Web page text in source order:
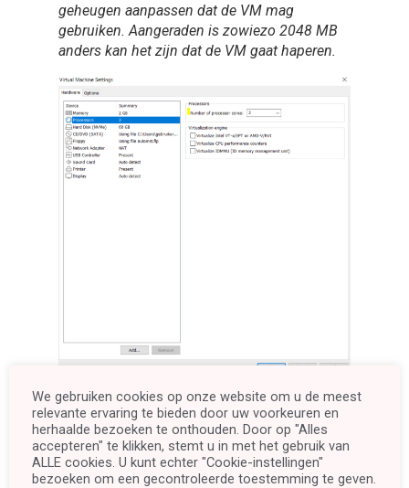
geheugen aanpassen dat de VM mag
gebruiken. Aangeraden is zowiezo 2048 MB
anders kan het zijn dat de VM gaat haperen.
cores de VM mag gebruiken. 2 meestal het
aangeraden om haperingen te voorkomen.
Meer mag altijd
We gebruiken cookies op onze website om u de meest
relevante ervaring te bieden door uw voorkeuren en
herhaalde bezoeken te onthouden. Door op "Alles
accepteren" te klikken, stemt u in met het gebruik van
ALLE cookies. U kunt echter "Cookie-instellingen"
bezoeken om een ​​gecontroleerde toestemming te geven.